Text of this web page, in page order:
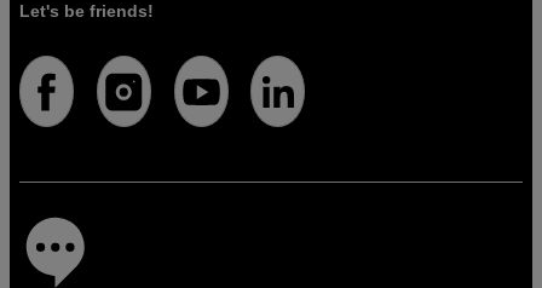
Let's be friends!